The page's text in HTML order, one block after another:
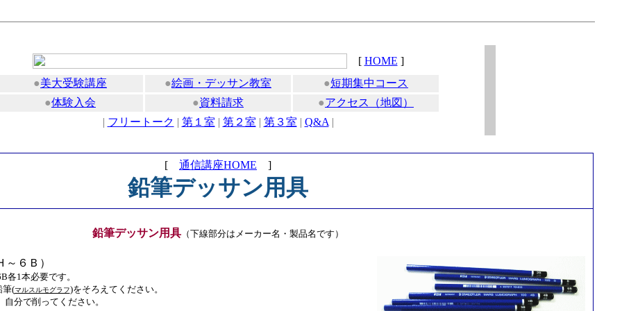
[ HOME ]
●美大受験講座 ●絵画・デッサン教室 ●短期集中コース
●体験入会 ●資料請求 ●アクセス（地図）
| フリートーク | 第１室 | 第２室 | 第３室 | Q&A |
[ 通信講座HOME ]
鉛筆デッサン用具
鉛筆デッサン用具 （下線部分はメーカー名・製品名です）
～６Ｂ）
1本必要です。
(マルスルモグラフ)をそろえてください。
分で削ってください。